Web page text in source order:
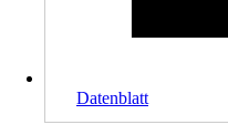
Datenblatt